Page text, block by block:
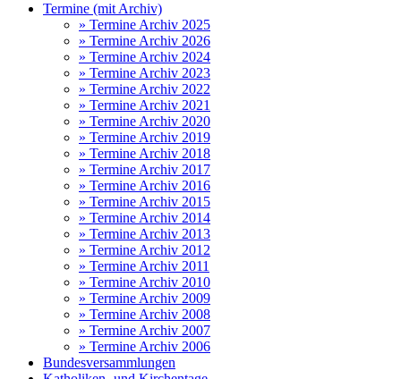
Termine (mit Archiv)
» Termine Archiv 2025
» Termine Archiv 2026
» Termine Archiv 2024
» Termine Archiv 2023
» Termine Archiv 2022
» Termine Archiv 2021
» Termine Archiv 2020
» Termine Archiv 2019
» Termine Archiv 2018
» Termine Archiv 2017
» Termine Archiv 2016
» Termine Archiv 2015
» Termine Archiv 2014
» Termine Archiv 2013
» Termine Archiv 2012
» Termine Archiv 2011
» Termine Archiv 2010
» Termine Archiv 2009
» Termine Archiv 2008
» Termine Archiv 2007
» Termine Archiv 2006
Bundesversammlungen